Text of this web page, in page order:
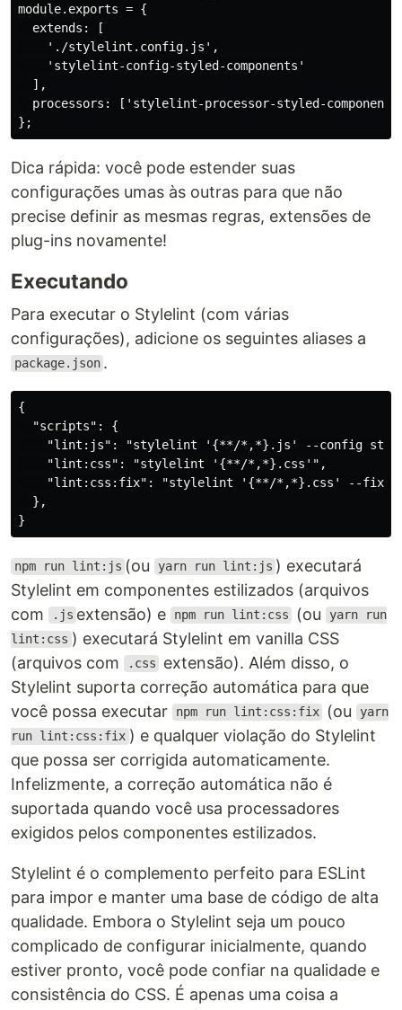
module.exports = {
  extends: [
    './stylelint.config.js',
    'stylelint-config-styled-components'
  ],
processors: ['stylelint-processor-styled-
Dica rápida: você pode estender suas
configurações umas às outras para que não
precise definir as mesmas regras, extensões de
plug-ins novamente!
Executando
Para executar o Stylelint (com várias
configurações), adicione os seguintes aliases a
package.json .
{
  "scripts": {
"lint:js": "stylelint '{**/*,*}.js' --config
    "lint:css": "stylelint '{**/*,*}.css'",
    "lint:css:fix": "stylelint '{**/*,*}.css' --fix"
  },
npm run lint:js (ou yarn run lint:js ) executará
Stylelint em componentes estilizados (arquivos
com
.js extensão) e npm run lint:css (ou yarn run
lint:css ) executará Stylelint em vanilla CSS
(arquivos com
.css
extensão). Além disso, o
Stylelint suporta correção automática para que
você possa executar
npm run lint:css:fix (ou yarn
run lint:css:fix ) e qualquer violação do Stylelint
que possa ser corrigida automaticamente.
Infelizmente, a correção automática não é
suportada quando você usa processadores
exigidos pelos componentes estilizados.
Stylelint é o complemento perfeito para ESLint
para impor e manter uma base de código de alta
qualidade. Embora o Stylelint seja um pouco
complicado de configurar inicialmente, quando
estiver pronto, você pode confiar na qualidade e
consistência do CSS. É apenas uma coisa a